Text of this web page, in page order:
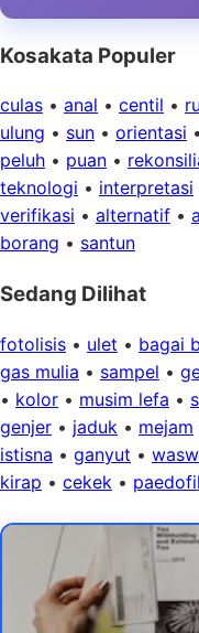
Kosakata Populer
culas • anal • centil •
ulung • sun • orientasi •
peluh • puan •
teknologi • interpretasi
verifikasi • alternatif •
borang • santun
Sedang Dilihat
fotolisis • ulet • bagai
gas mulia • sampel •
• kolor • musim lefa •
genjer • jaduk • mejam
istisna • ganyut •
kirap • cekek • paedofil